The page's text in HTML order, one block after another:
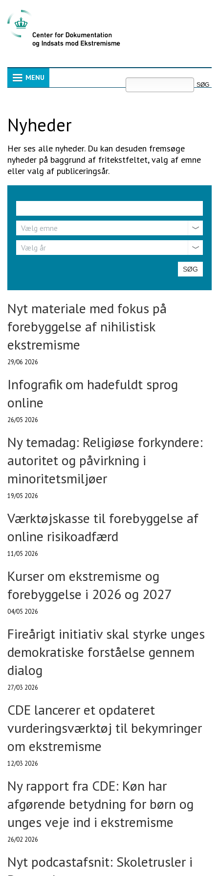
Videre
til
indhold
MENU
Navigation
Nyheder
Her ses alle nyheder. Du kan desuden fremsøge
nyheder på baggrund af fritekstfeltet, valg af emne
eller valg af publiceringsår.
Emne
Vælg emne
ÅrVælg år
Nyt materiale med fokus på
forebyggelse af nihilistisk
ekstremisme
29/06 2026
Infografik om hadefuldt sprog
online
26/05 2026
Ny temadag: Religiøse forkyndere:
autoritet og påvirkning i
minoritetsmiljøer
19/05 2026
Værktøjskasse til forebyggelse af
online risikoadfærd
11/05 2026
Kurser om ekstremisme og
forebyggelse i 2026 og 2027
04/05 2026
Fireårigt initiativ skal styrke unges
demokratiske forståelse gennem
dialog
27/03 2026
CDE lancerer et opdateret
vurderingsværktøj til bekymringer
om ekstremisme
12/03 2026
Ny rapport fra CDE: Køn har
afgørende betydning for børn og
unges veje ind i ekstremisme
26/02 2026
Nyt podcastafsnit: Skoletrusler i